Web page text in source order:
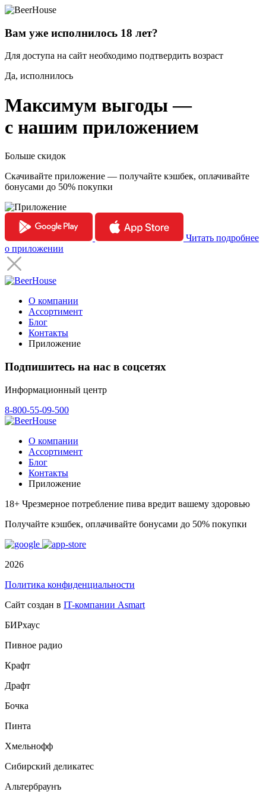
Вам уже исполнилось 18 лет?
Для доступа на сайт необходимо подтвердить возраст
Да, исполнилось
Максимум выгоды —
с нашим приложением
Больше скидок
Скачивайте приложение — получайте кэшбек, оплачивайте
бонусами до 50% покупки
Читать подробнее
о приложении
О компании
Ассортимент
Блог
Контакты
Приложение
Подпишитесь на нас в соцсетях
Информационный центр
8-800-55-09-500
О компании
Ассортимент
Блог
Контакты
Приложение
18+ Чрезмерное потребление пива вредит вашему здоровью
Получайте кэшбек, оплачивайте бонусами до 50% покупки
2026
Политика конфиденциальности
Сайт создан в IT-компании Asmart
БИРхаус
Пивное радио
Крафт
Драфт
Бочка
Пинта
Хмельнофф
Сибирский деликатес
Альтербраунъ